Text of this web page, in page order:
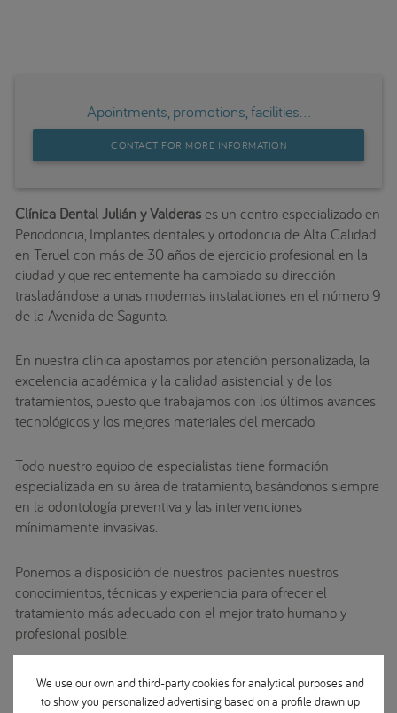
Apointments, promotions, facilities...
CONTACT FOR MORE INFORMATION
Clínica Dental Julián y Valderases un centro especializado en
Periodoncia, Implantes dentales y ortodoncia de Alta Calidad
en Teruel con más de 30 años de ejercicio profesional en la
ciudad y que recientemente ha cambiado su dirección
trasladándose a unas modernas instalaciones en el número 9
de la Avenida de Sagunto.
En nuestra clínica apostamos por atención personalizada, la
excelencia académica y la calidad asistencial y de los
tratamientos, puesto que trabajamos con los últimos avances
tecnológicos y los mejores materiales del mercado.
Todo nuestro equipo de especialistas tiene formación
especializada en su área de tratamiento, basándonos siempre
en la odontología preventiva y las intervenciones
mínimamente invasivas.
Ponemos a disposición de nuestros pacientes nuestros
conocimientos, técnicas y experiencia para ofrecer el
tratamiento más adecuado con el mejor trato humano y
profesional posible.
We use our own and third-party cookies for analytical purposes and
to show you personalized advertising based on a profile drawn up